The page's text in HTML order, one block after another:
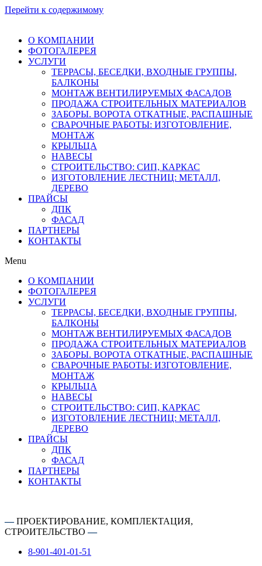
Перейти к содержимому
О КОМПАНИИ
ФОТОГАЛЕРЕЯ
УСЛУГИ
ТЕРРАСЫ, БЕСЕДКИ, ВХОДНЫЕ ГРУППЫ,
БАЛКОНЫ
МОНТАЖ ВЕНТИЛИРУЕМЫХ ФАСАДОВ
ПРОДАЖА СТРОИТЕЛЬНЫХ МАТЕРИАЛОВ
ЗАБОРЫ. ВОРОТА ОТКАТНЫЕ, РАСПАШНЫЕ
СВАРОЧНЫЕ РАБОТЫ: ИЗГОТОВЛЕНИЕ,
МОНТАЖ
КРЫЛЬЦА
НАВЕСЫ
СТРОИТЕЛЬСТВО: СИП, КАРКАС
ИЗГОТОВЛЕНИЕ ЛЕСТНИЦ: МЕТАЛЛ,
ДЕРЕВО
ПРАЙСЫ
ДПК
ФАСАД
ПАРТНЕРЫ
КОНТАКТЫ
Menu
О КОМПАНИИ
ФОТОГАЛЕРЕЯ
УСЛУГИ
ТЕРРАСЫ, БЕСЕДКИ, ВХОДНЫЕ ГРУППЫ,
БАЛКОНЫ
МОНТАЖ ВЕНТИЛИРУЕМЫХ ФАСАДОВ
ПРОДАЖА СТРОИТЕЛЬНЫХ МАТЕРИАЛОВ
ЗАБОРЫ. ВОРОТА ОТКАТНЫЕ, РАСПАШНЫЕ
СВАРОЧНЫЕ РАБОТЫ: ИЗГОТОВЛЕНИЕ,
МОНТАЖ
КРЫЛЬЦА
НАВЕСЫ
СТРОИТЕЛЬСТВО: СИП, КАРКАС
ИЗГОТОВЛЕНИЕ ЛЕСТНИЦ: МЕТАЛЛ,
ДЕРЕВО
ПРАЙСЫ
ДПК
ФАСАД
ПАРТНЕРЫ
КОНТАКТЫ
—ПРОЕКТИРОВАНИЕ, КОМПЛЕКТАЦИЯ,
СТРОИТЕЛЬСТВО—
8-901-401-01-51